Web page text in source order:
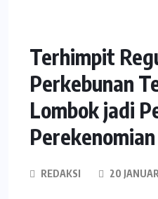
Terhimpit
Perkebunan
Lombok jadi
Perekenomian
REDAKSI 20